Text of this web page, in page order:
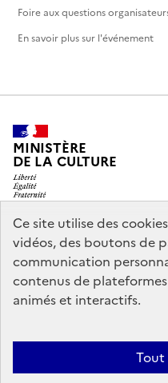
Ce site utilise des
vidéos, des boutons de
communication
contenus de
animés et interactifs.
Foire aux questions
En savoir plus sur l'événement
MINISTÈRE
DE LA CULTURE
legifrance.gouv.fr
service-public.gouv.fr
Mentions légales
conforme
Politique